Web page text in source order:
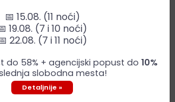
i mesta za ples i zabavu celu
📅 15.08. (11 noći)
19.08. (7 i 10 noći)
22.08. (7 i 11 noći)
do 58% + agencijski popust do 10%
slobodna mesta!
Detaljnije »